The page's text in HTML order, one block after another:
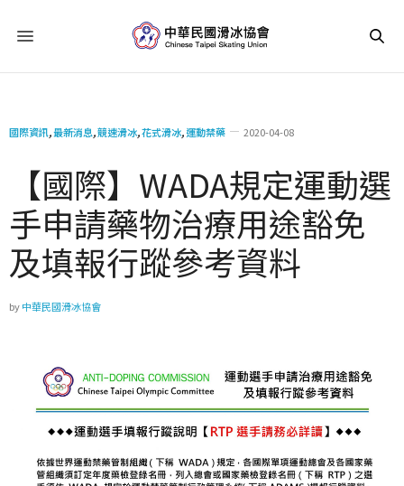
國際資訊,最新消息,競速滑冰,花式滑冰,運動禁藥 2020-04-08
【國際】WADA規定運動選
手申請藥物治療用途豁免
及填報行蹤參考資料
by中華民國滑冰協會